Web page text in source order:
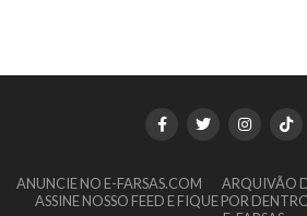
ANUNCIE NO E-FARSAS.COM ARQUIVÃO
ASSINE NOSSO FEED E FIQUE POR